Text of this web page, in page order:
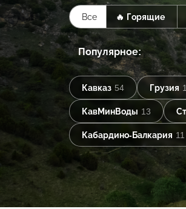
Все 🔥 Горящие
Популярное:
Кавказ 54 Грузия
КавМинВоды 13
Кабардино-Балкария 11